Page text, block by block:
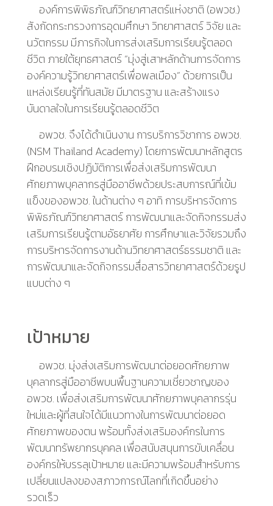
องค์การพิพิธภัณฑ์วิทยาศาสตร์แห่งชาติ (อพวช.)
สังกัดกระทรวงการอุดมศึกษา วิทยาศาสตร์ วิจัย และ
นวัตกรรม มีภารกิจในการส่งเสริมการเรียนรู้ตลอด
ชีวิต ภายใต้ยุทธศาสตร์ “มุ่งสู่เสาหลักด้านการจัดการ
องค์ความรู้วิทยาศาสตร์เพื่อพลเมือง” ด้วยการเป็น
แหล่งเรียนรู้ที่ทันสมัย มีมาตรฐาน และสร้างแรง
บันดาลใจในการเรียนรู้ตลอดชีวิต
อพวช. จึงได้ดำเนินงาน การบริการวิชาการ อพวช.
(NSM Thailand Academy)โดยการพัฒนาหลักสูตร
ฝึกอบรมเชิงปฏิบัติการเพื่อส่งเสริมการพัฒนา
ศักยภาพบุคลากรสู่มืออาชีพด้วยประสบการณ์ที่เข้ม
แข็งของอพวช. ในด้านต่าง ๆ อาทิ การบริหารจัดการ
พิพิธภัณฑ์วิทยาศาสตร์ การพัฒนาและจัดกิจกรรมส่ง
เสริมการเรียนรู้ตามอัธยาศัย การศึกษาและวิจัยรวมถึง
การบริหารจัดการงานด้านวิทยาศาสตร์ธรรมชาติ และ
การพัฒนาและจัดกิจกรรมสื่อสารวิทยาศาสตร์ด้วยรูป
แบบต่าง ๆ
เป้าหมาย
อพวช. มุ่งส่งเสริมการพัฒนาต่อยอดศักยภาพ
บุคลากรสู่มืออาชีพบนพื้นฐานความเชี่ยวชาญของ
อพวช. เพื่อส่งเสริมการพัฒนาศักยภาพบุคลากรรุ่น
ใหม่และผู้ที่สนใจได้มีแนวทางในการพัฒนาต่อยอด
ศักยภาพของตน พร้อมทั้งส่งเสริมองค์กรในการ
พัฒนาทรัพยากรบุคคล เพื่อสนับสนุนการขับเคลื่อน
องค์กรให้บรรลุเป้าหมาย และมีความพร้อมสำหรับการ
เปลี่ยนแปลงของสภาวการณ์โลกที่เกิดขึ้นอย่าง
รวดเร็ว